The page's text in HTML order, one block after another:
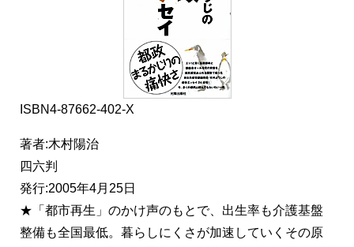
ISBN4-87662-402-X
著者:木村陽治
四六判
発行:2005年4月25日
★「都市再生」のかけ声のもとで、出生率も介護基盤
整備も全国最低。暮らしにくさが加速していくその原